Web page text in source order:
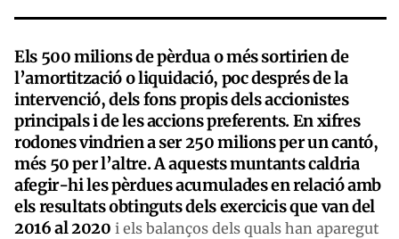
Els 500 milions de pèrdua o més sortirien de
l’amortització o liquidació, poc després de la
intervenció, dels fons propis dels accionistes
principals i de les accions preferents. En xifres
rodones vindrien a ser 250 milions per un cantó,
més 50 per l’altre. A aquests muntants caldria
afegir-hi les pèrdues acumulades en relació amb
els resultats obtinguts dels exercicis que van del
2016 al 2020 i els balanços dels quals han aparegut